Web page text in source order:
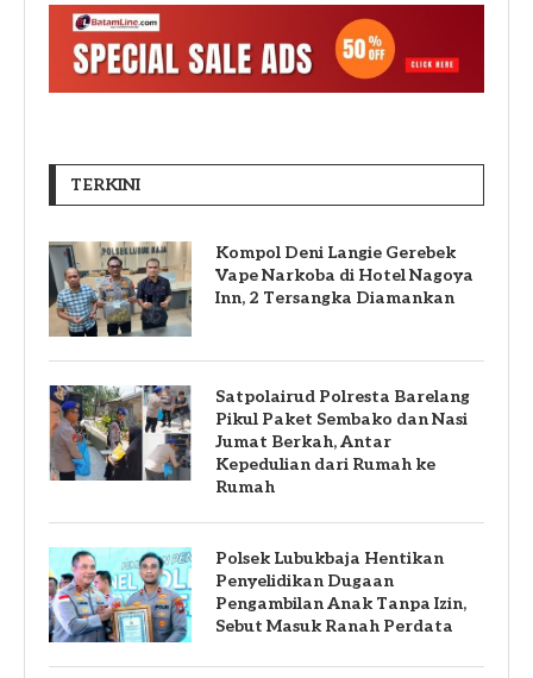
TERKINI
Kompol Deni Langie Gerebek
Vape Narkoba di Hotel Nagoya
Inn, 2 Tersangka Diamankan
Satpolairud Polresta Barelang
Pikul Paket Sembako dan Nasi
Jumat Berkah, Antar
Kepedulian dari Rumah ke
Rumah
Polsek Lubukbaja Hentikan
Penyelidikan Dugaan
Pengambilan Anak Tanpa Izin,
Sebut Masuk Ranah Perdata